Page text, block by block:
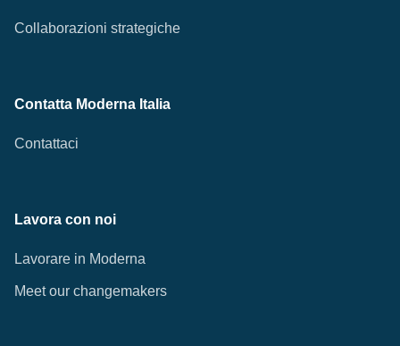
Collaborazioni strategiche
Contatta Moderna Italia
Contattaci
Lavora con noi
Lavorare in Moderna
Meet our changemakers